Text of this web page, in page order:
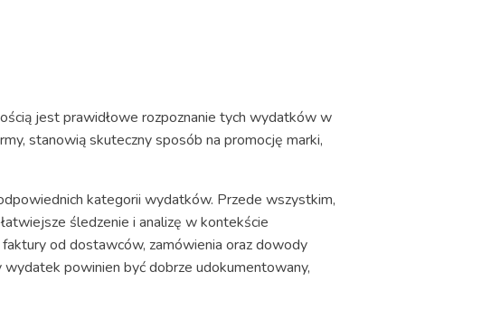
jest prawidłowe rozpoznanie tych wydatków w
stanowią skuteczny sposób na promocję marki,
kategorii wydatków. Przede wszystkim,
śledzenie i analizę w kontekście
od dostawców, zamówienia oraz dowody
powinien być dobrze udokumentowany,